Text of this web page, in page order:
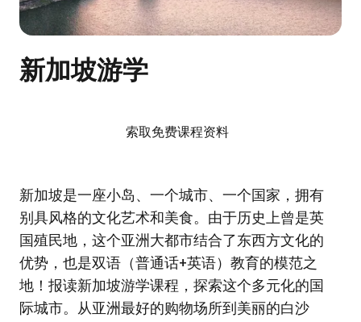
新加坡游学
新加坡是一座小岛、一个城市、一个国家，拥有
别具风格的文化艺术和美食。由于历史上曾是英
国殖民地，这个亚洲大都市结合了东西方文化的
优势，也是双语（普通话+英语）教育的模范之
地！报读新加坡游学课程，探索这个多元化的国
际城市。从亚洲最好的购物场所到美丽的白沙
索取免费课程资料